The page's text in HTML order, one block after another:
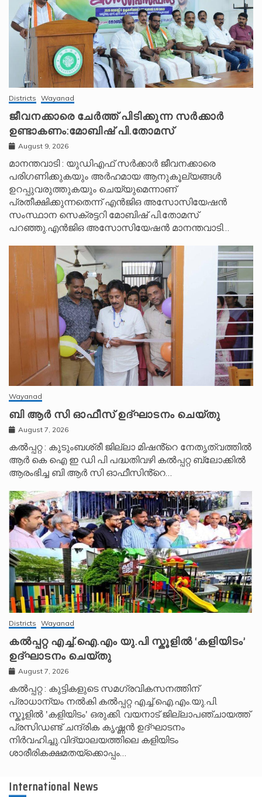
Districts Wayanad
ജീവനക്കാരെ ചേർത്ത് പിടിക്കുന്ന സർക്കാർ
ഉണ്ടാകണം:മോബിഷ് പി.തോമസ്
August 9, 2026
മാനന്തവാടി : യുഡിഎഫ് സർക്കാർ ജീവനക്കാരെ
പരിഗണിക്കുകയും അർഹമായ ആനുകൂല്യങ്ങൾ
ഉറപ്പുവരുത്തുകയും ചെയ്യുമെന്നാണ്
പ്രതീക്ഷിക്കുന്നതെന്ന് എൻജിഒ അസോസിയേഷൻ
സംസ്ഥാന സെക്രട്ടറി മോബിഷ് പി.തോമസ്
പറഞ്ഞു.എൻജിഒ അസോസിയേഷൻ മാനന്തവാടി…
Wayanad
ബി ആർ സി ഓഫീസ് ഉദ്ഘാടനം ചെയ്തു
August 7, 2026
കൽപ്പറ്റ : കുടുംബശ്രീ ജില്ലാ മിഷൻ്റെ നേതൃത്വത്തിൽ
ആർ കെ ഐ ഇ ഡി പി പദ്ധതിവഴി കൽപ്പറ്റ ബ്ലോക്കിൽ
ആരംഭിച്ച ബി ആർ സി ഓഫീസിൻ്റെ…
Districts Wayanad
കൽപ്പറ്റ എച്ച്.ഐ.എം യു.പി സ്കൂ‌ളിൽ ‘കളിയിടം’
ഉദ്ഘാടനം ചെയ്തു
August 7, 2026
കൽപ്പറ്റ : കുട്ടികളുടെ സമഗ്രവികസനത്തിന്
പ്രാധാന്യം നൽകി കൽപ്പറ്റ എച്ച്.ഐ.എം.യു.പി.
സ്കൂ‌ളിൽ 'കളിയിടം' ഒരുക്കി. വയനാട് ജില്ലാപഞ്ചായത്ത്
പ്രസിഡണ്ട് ചന്ദ്രിക കൃഷ്ണൻ ഉദ്ഘാടനം
നിർവഹിച്ചു.വിദ്യാലയത്തിലെ കളിയിടം
ശാരീരികക്ഷമതയ്‌ക്കൊപ്പം…
International News